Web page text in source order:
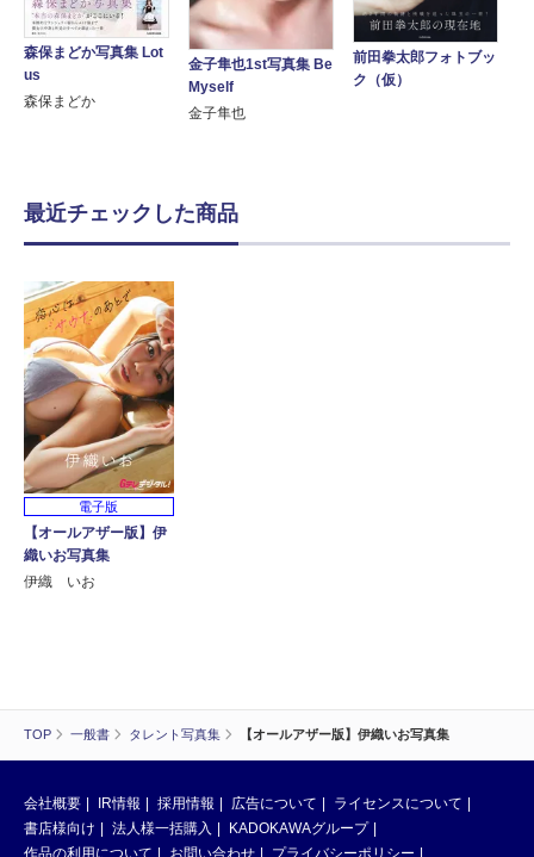
TOP 一般書 タレント写真集 【オールアザー版】伊織いお写真集
森保まどか写真集 Lot
us
森保まどか
金子隼也1st写真集 Be
Myself
金子隼也
前田拳太郎フォトブッ
ク（仮）
最近チェックした商品
電子版
【オールアザー版】伊
織いお写真集
伊織 いお
会社概要 IR情報 採用情報 広告について
ライセンスについて
書店様向け
法人様一括購入
KADOKAWAグループ
作品の利用について
お問い合わせ プライバシーポリシー